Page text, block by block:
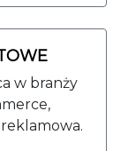
w branży